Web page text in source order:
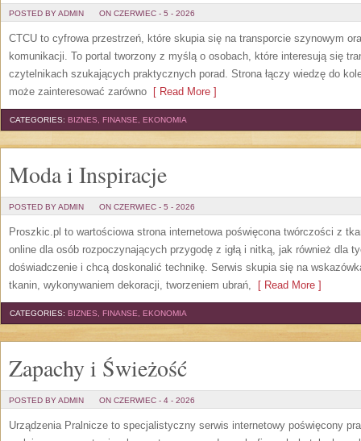
POSTED BY ADMIN ON CZERWIEC - 5 - 2026
CTCU to cyfrowa przestrzeń, które skupia się na transporcie szynowym
komunikacji. To portal tworzony z myślą o osobach, które interesują się
czytelnikach szukających praktycznych porad. Strona łączy wiedzę do
może zainteresować zarówno [ Read More ]
CATEGORIES: BIZNES, FINANSE, EKONOMIA
Moda i Inspiracje
POSTED BY ADMIN ON CZERWIEC - 5 - 2026
Proszkic.pl to wartościowa strona internetowa poświęcona twórczości z
online dla osób rozpoczynających przygodę z igłą i nitką, jak również dla
doświadczenie i chcą doskonalić technikę. Serwis skupia się na
tkanin, wykonywaniem dekoracji, tworzeniem ubrań, [ Read More ]
CATEGORIES: BIZNES, FINANSE, EKONOMIA
Zapachy i Świeżość
POSTED BY ADMIN ON CZERWIEC - 4 - 2026
Urządzenia Pralnicze to specjalistyczny serwis internetowy poświęcony